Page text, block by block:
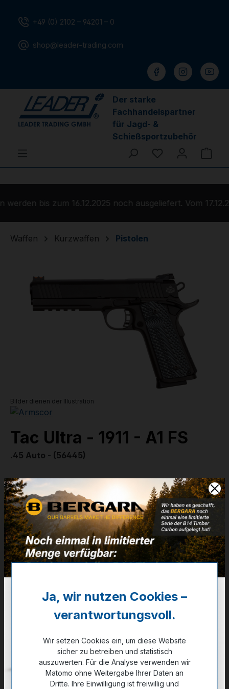
+49 (0) 2102 – 94201 – 0
shop@leader-trading.com
Der starke
Fachhandelspartner
für Jagd- &
Schießsportzubehör
Du hast 0
bis zum 16.12.2025 noch ausgeliefert. Vom
Waffen Kurzwaffen Pistolen
Bildergalerie überspringen
Bilder dienen der Illustration
Tac Ultra - 1911 - A1 FS
.45 Auto - (56445)
Artikelnummer:
Weitere Informationen
✔Magazinkapazität: 8 Schuss
1.219,00 €
✔ Auf Lager
Noch kein Kunde?
Zum Merkzettel hinzufügen
Ja, wir nutzen Cookies –
verantwortungsvoll.
Wir setzen Cookies ein, um diese Website
sicher zu betreiben und statistisch
auszuwerten. Für die Analyse verwenden wir
Matomo ohne Weitergabe Ihrer Daten an
Dritte. Ihre Einwilligung ist freiwillig und